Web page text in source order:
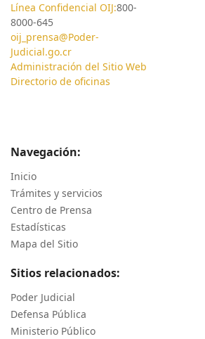
Línea Confidencial OIJ:800-
8000-645
oij_prensa@Poder-
Judicial.go.cr
Administración del Sitio Web
Directorio de oficinas
Navegación:
Inicio
Trámites y servicios
Centro de Prensa
Estadísticas
Mapa del Sitio
Sitios relacionados:
Poder Judicial
Defensa Pública
Ministerio Público